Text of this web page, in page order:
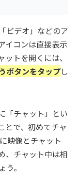
ビデオ」などのア
イコンは直接表示
トを開くには、
ボタンをタップし
「チャット」とい
とで、初めてチャ
映像とチャット
、チャット中は相
。